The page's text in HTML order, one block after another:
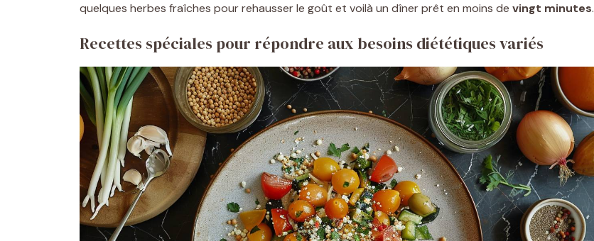
quelques herbes fraîches pour rehausser le goût et voilà un dîner prêt en moins de vingt minutes.
Recettes spéciales pour répondre aux besoins diététiques variés